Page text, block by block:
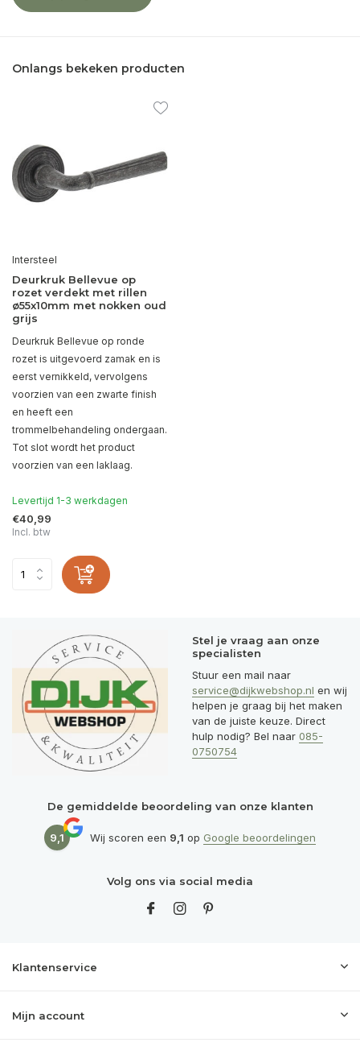
Onlangs bekeken producten
Intersteel
Deurkruk Bellevue op
rozet verdekt met rillen
ø55x10mm met nokken oud
grijs
Deurkruk Bellevue op ronde
rozet is uitgevoerd zamak en is
eerst vernikkeld, vervolgens
voorzien van een zwarte finish
en heeft een
trommelbehandeling ondergaan.
Tot slot wordt het product
voorzien van een laklaag.
Levertijd 1-3 werkdagen
€40,99
Incl. btw
Stel je vraag aan onze
specialisten
Stuur een mail naar
service@dijkwebshop.nl en wij
helpen je graag bij het maken
van de juiste keuze. Direct
hulp nodig? Bel naar 085-
0750754
De gemiddelde beoordeling van onze klanten
9,1 Wij scoren een 9,1 op Google beoordelingen
Volg ons via social media
Klantenservice
Mijn account